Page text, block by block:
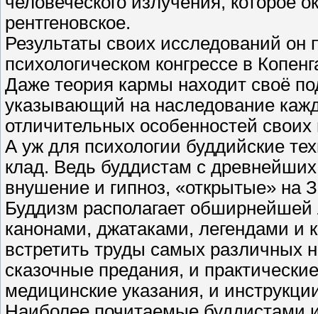
рентгеновское.
Результаты своих исследований
психологическом конгрессе в
Даже теория кармы находит своё
указывающий на наследование
отличительных особенностей
А уж для психологии буддийские
клад. Ведь буддистам с
внушение и гипноз, «открытые» на
Буддизм располагает обширнейшей
канонами, джатаками, легендами и
встретить труды самых различных
сказочные предания, и
медицинские указания, и